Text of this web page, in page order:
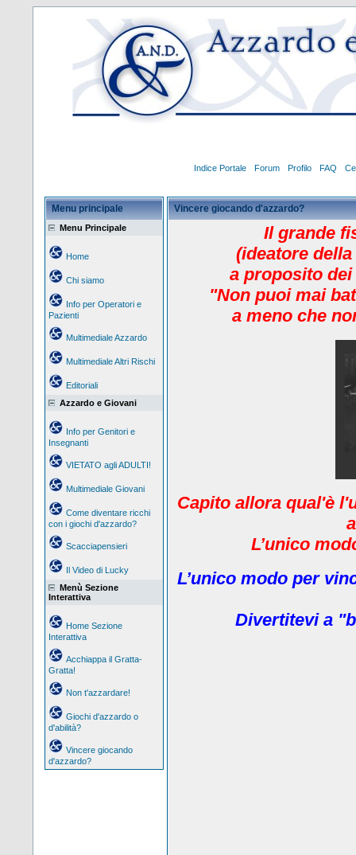
Indice Portale Forum Profilo FAQ
Menu principale
Menu Principale
Home
Chi siamo
Info per Operatori e
Pazienti
Multimediale Azzardo
Multimediale Altri Rischi
Editoriali
Azzardo e Giovani
Info per Genitori e
Insegnanti
VIETATO agli ADULTI!
Multimediale Giovani
Come diventare ricchi
con i giochi d'azzardo?
Scacciapensieri
Il Video di Lucky
Menù Sezione
Interattiva
Home Sezione
Interattiva
Acchiappa il Gratta-
Gratta!
Non t'azzardare!
Giochi d'azzardo o
d'abilità?
Vincere giocando
d'azzardo?
Vincere giocando d'azzardo?
Il grande
(ideatore
a proposito
"Non puoi mai
a meno che
Capito allora qual'è
L’unico
L’unico modo per
Divertitevi a